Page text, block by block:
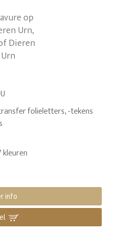
folieletters, -tekens
kleuren
info